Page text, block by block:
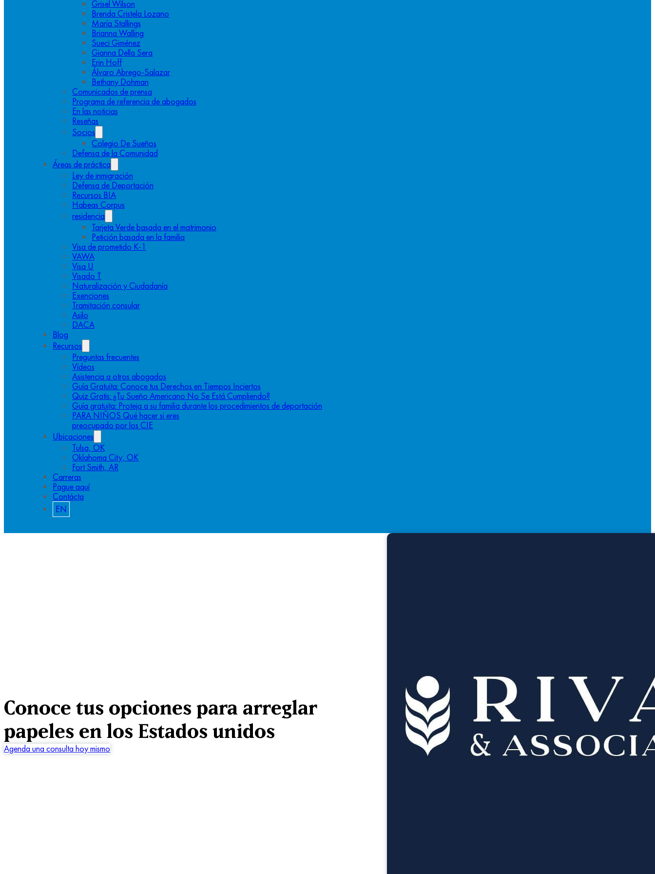
Grisel Wilson
Brenda Cristela Lozano
María Stallings
Brianna Walling
Sueci Giménez
Gianna Della Sera
Erin Hoff
Álvaro Abrego-Salazar
Bethany Dohman
Comunicados de prensa
Programa de referencia de abogados
En las noticias
Reseñas
Socios
Colegio De Sueños
Defensa de la Comunidad
Áreas de práctica
Ley de inmigración
Defensa de Deportación
Recursos BIA
Habeas Corpus
residencia
Tarjeta Verde basada en el matrimonio
Petición basada en la familia
Visa de prometido K-1
VAWA
Visa U
Visado T
Naturalización y Ciudadanía
Exenciones
Tramitación consular
Asilo
DACA
Blog
Recursos
Preguntas frecuentes
Vídeos
Asistencia a otros abogados
Guía Gratuita: Conoce tus Derechos en Tiempos Inciertos
Quiz Gratis: ¿Tu Sueño Americano No Se Está Cumpliendo?
Guía gratuita: Proteja a su familia durante los procedimientos de deportación
PARA NIÑOS Qué hacer si eres
preocupado por los CIE
Ubicaciones
Tulsa, OK
Oklahoma City, OK
Fort Smith, AR
Carreras
Pague aquí
Contácta
EN
Conoce tus opciones para arreglar
papeles en los Estados unidos
Agenda una consulta hoy mismo